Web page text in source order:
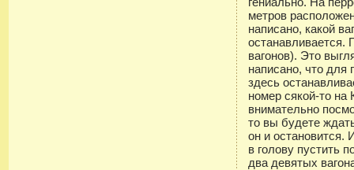
метров
написано, какой
останавливается.
вагонов). Это
написано, что для
здесь
номер сякой-то
внимательно
то вы будете
он и остановится.
в голову пустить
два девятых